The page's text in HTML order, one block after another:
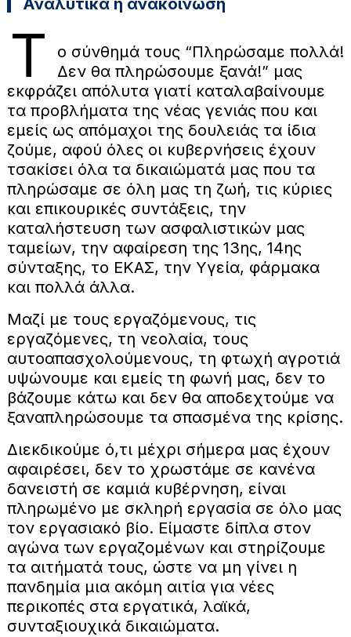
Αναλυτικά η ανακοίνωση
Τ
ο σύνθημά τους “Πληρώσαμε πολλά!
Δεν θα πληρώσουμε ξανά!” μας
εκφράζει απόλυτα γιατί καταλαβαίνουμε
τα προβλήματα της νέας γενιάς που και
εμείς ως απόμαχοι της δουλειάς τα ίδια
ζούμε, αφού όλες οι κυβερνήσεις έχουν
τσακίσει όλα τα δικαιώματά μας που τα
πληρώσαμε σε όλη μας τη ζωή, τις κύριες
και επικουρικές συντάξεις, την
καταλήστευση των ασφαλιστικών μας
ταμείων, την αφαίρεση της 13ης, 14ης
σύνταξης, το ΕΚΑΣ, την Υγεία, φάρμακα
και πολλά άλλα.
Μαζί με τους εργαζόμενους, τις
εργαζόμενες, τη νεολαία, τους
αυτοαπασχολούμενους, τη φτωχή αγροτιά
υψώνουμε και εμείς τη φωνή μας, δεν το
βάζουμε κάτω και δεν θα αποδεχτούμε να
ξαναπληρώσουμε τα σπασμένα της κρίσης.
Διεκδικούμε ό,τι μέχρι σήμερα μας έχουν
αφαιρέσει, δεν το χρωστάμε σε κανένα
δανειστή σε καμιά κυβέρνηση, είναι
πληρωμένο με σκληρή εργασία σε όλο μας
τον εργασιακό βίο. Είμαστε δίπλα στον
αγώνα των εργαζομένων και στηρίζουμε
τα αιτήματά τους, ώστε να μη γίνει η
πανδημία μια ακόμη αιτία για νέες
περικοπές στα εργατικά, λαϊκά,
συνταξιουχικά δικαιώματα.